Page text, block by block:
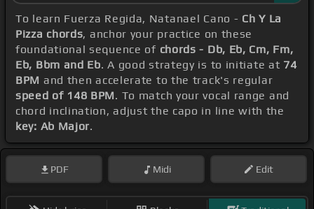
To learn Fuerza Regida, Natanael Cano - Ch Y La
Pizza chords, anchor your practice on these
foundational sequence of chords - Db, Eb, Cm, Fm,
Eb, Bbm and Eb. A good strategy is to initiate at 74
BPM and then accelerate to the track's regular
speed of 148 BPM. To match your vocal range and
chord inclination, adjust the capo in line with the
key: Ab Major.
PDF Midi Edit